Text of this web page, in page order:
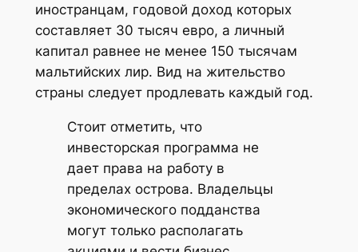
иностранцам, годовой доход которых
составляет 30 тысяч евро, а личный
капитал равнее не менее 150 тысячам
мальтийских лир. Вид на жительство
страны следует продлевать каждый год.
Стоит отметить, что
инвесторская программа не
дает права на работу в
пределах острова. Владельцы
экономического подданства
могут только располагать